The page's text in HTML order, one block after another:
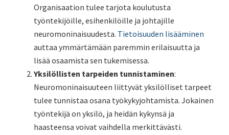
Organisaation tulee tarjota koulutusta
työntekijöille, esihenkilöille ja johtajille
neuromoninaisuudesta. Tietoisuuden lisääminen
auttaa ymmärtämään paremmin erilaisuutta ja
lisää osaamista sen tukemisessa.
Yksilöllisten tarpeiden tunnistaminen:
Neuromoninaisuuteen liittyvät yksilölliset tarpeet
tulee tunnistaa osana työkykyjohtamista. Jokainen
työntekijä on yksilö, ja heidän kykynsä ja
haasteensa voivat vaihdella merkittävästi.